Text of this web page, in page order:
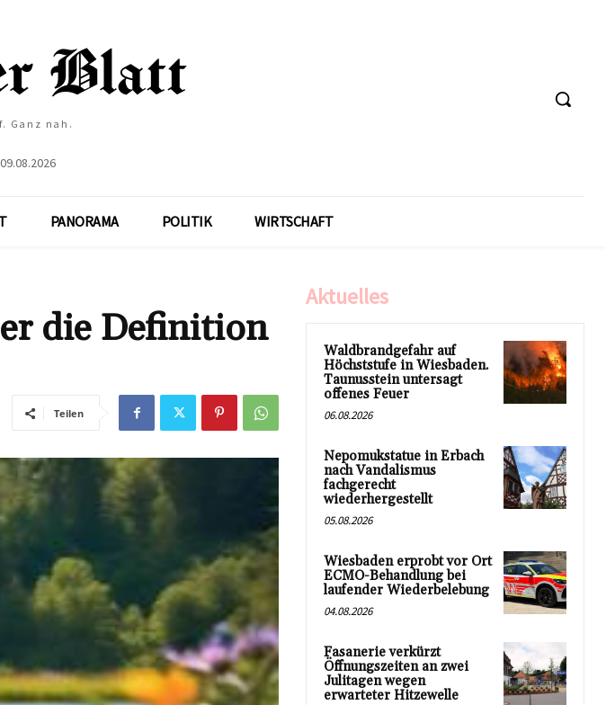
Ganz nah.
PANORAMA POLITIK WIRTSCHAFT
die Definition
Teilen
Aktuelles
Waldbrandgefahr auf
Höchststufe in Wiesbaden.
Taunusstein untersagt
offenes Feuer
06.08.2026
Nepomukstatue in Erbach
nach Vandalismus
fachgerecht
wiederhergestellt
05.08.2026
Wiesbaden erprobt vor Ort
ECMO-Behandlung bei
laufender Wiederbelebung
04.08.2026
Fasanerie verkürzt
Öffnungszeiten an zwei
Julitagen wegen
erwarteter Hitzewelle